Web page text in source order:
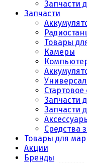
Запчасти
Запчасти
Товары
Камеры
Запчасти
Запчасти
Средства
Товары для
Акции
Бренды